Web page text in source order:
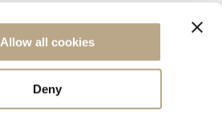
Allow all cookies
Deny
Powered by